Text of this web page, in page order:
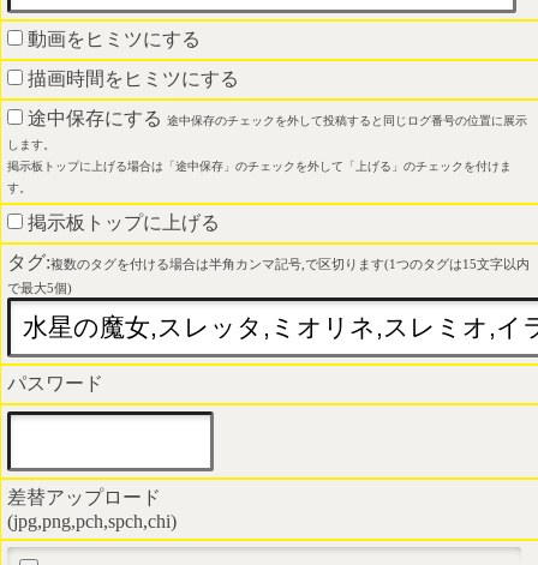
動画をヒミツにする
描画時間をヒミツにする
途中保存にする 途中保存のチェックを外して投稿すると同じログ番号の位置に展示
します。
掲示板トップに上げる場合は「途中保存」のチェックを外して「上げる」のチェックを付けま
す。
掲示板トップに上げる
タグ:複数のタグを付ける場合は半角カンマ記号,で区切ります(1つのタグは15文字以内
で最大5個)
パスワード
差替アップロード
(jpg,png,pch,spch,chi)